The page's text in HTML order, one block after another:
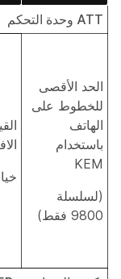
ATT وحدة التحكم
الحد الأقصى
للخطوط على
الهاتف
باستخدام
KEM
(لسلسلة
9800 فقط)